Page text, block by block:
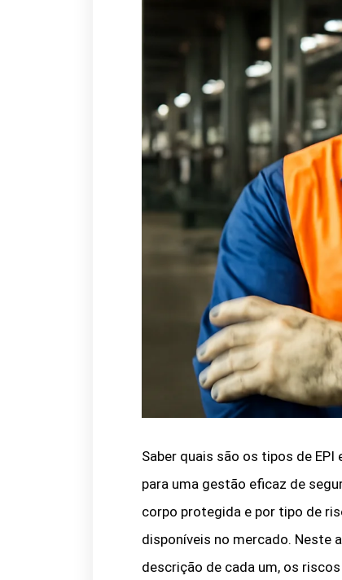
Saber quais são os tipos de
para uma gestão eficaz de
corpo protegida e por tipo de
disponíveis no mercado. Neste
descrição de cada um, os